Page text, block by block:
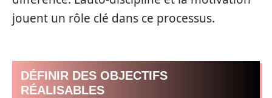
jouent un rôle clé dans ce processus.
DÉFINIR DES OBJECTIFS
RÉALISABLES